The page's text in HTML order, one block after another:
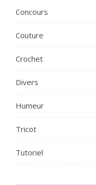
Concours
Couture
Crochet
Divers
Humeur
Tricot
Tutoriel